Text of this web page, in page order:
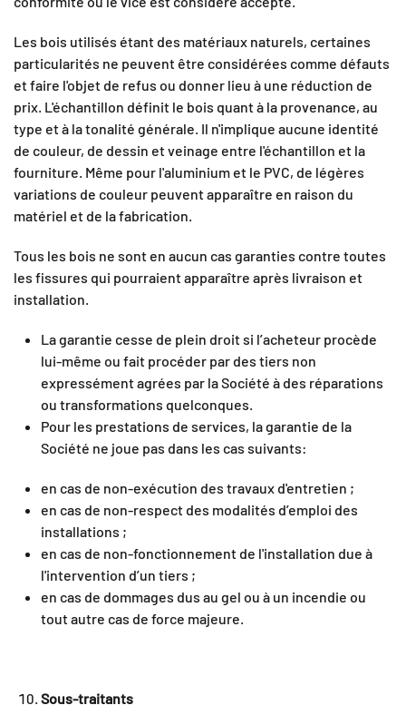
Les bois utilisés étant des matériaux naturels, certaines
particularités ne peuvent être considérées comme défauts
et faire l'objet de refus ou donner lieu à une réduction de
prix. L'échantillon définit le bois quant à la provenance, au
type et à la tonalité générale. Il n'implique aucune identité
de couleur, de dessin et veinage entre l'échantillon et la
fourniture. Même pour l'aluminium et le PVC, de légères
variations de couleur peuvent apparaître en raison du
matériel et de la fabrication.
Tous les bois ne sont en aucun cas garanties contre toutes
les fissures qui pourraient apparaître après livraison et
installation.
La garantie cesse de plein droit si l’acheteur procède
lui-même ou fait procéder par des tiers non
expressément agrées par la Société à des réparations
ou transformations quelconques.
Pour les prestations de services, la garantie de la
Société ne joue pas dans les cas suivants:
en cas de non-exécution des travaux d'entretien ;
en cas de non-respect des modalités d’emploi des
installations ;
en cas de non-fonctionnement de l'installation due à
l'intervention d’un tiers ;
en cas de dommages dus au gel ou à un incendie ou
tout autre cas de force majeure.
Sous-traitants